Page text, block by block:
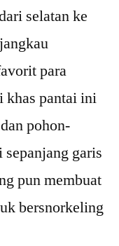
selatan ke
para
khas pantai ini
pohon-
garis
pun membuat
bersnorkeling